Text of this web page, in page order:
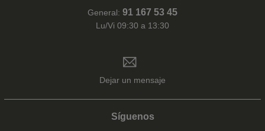
General: 91 167 53 45
Lu/Vi 09:30 a 13:30
Dejar un mensaje
Síguenos